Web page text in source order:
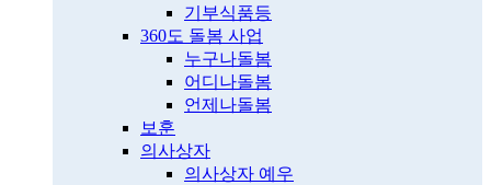
기부식품등
360도 돌봄 사업
누구나돌봄
어디나돌봄
언제나돌봄
보훈
의사상자
의사상자 예우